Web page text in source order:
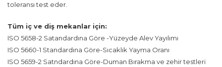
toleransı test eder.
Tüm iç ve diş mekanlar için:
ISO 5658-2 Satandardına Göre -Yüzeyde Alev Yayılımı
ISO 5660-1 Standardına Göre-Sıcaklık Yayma Oranı
ISO 5659-2 Satndardına Göre-Duman Bırakma ve zehir testleri